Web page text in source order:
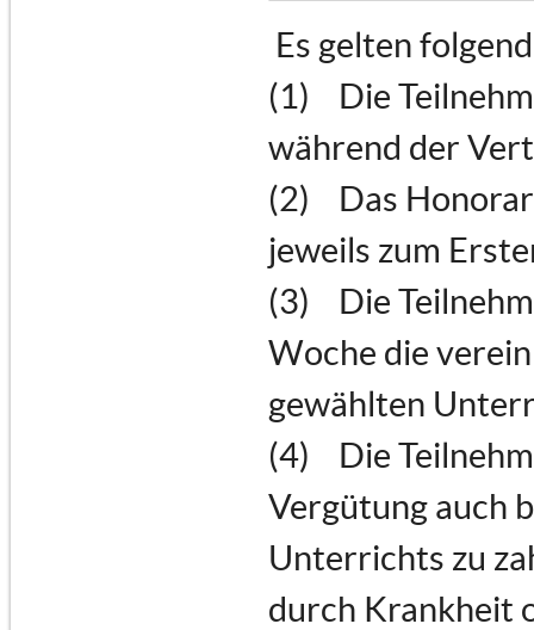
Es gelten
(1) Die
während der
(2) Das Honorar
jeweils zum
(3) Die
Woche die
gewählten
(4) Die
Vergütung auch
Unterrichts zu
durch Krankheit